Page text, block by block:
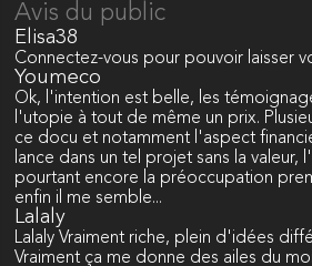
Avis du public
Elisa38
Connectez-vous pour pouvoir laisser
Youmeco
Ok, l'intention est belle, les
l'utopie à tout de même un prix.
ce docu et notamment l'aspect
lance dans un tel projet sans la
pourtant encore la préoccupation
enfin il me semble...
Lalaly
Lalaly Vraiment riche, plein d'idées
Vraiment ça me donne des ailes du